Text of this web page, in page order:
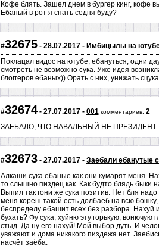
Кофе блять. Зашел днем в бургер кинг, кофе
Ебаный в рот я спать седня буду?
#32675- 28.07.2017 - Имбицылы на
Поклацал видос на ютубе, ебануться, одни
смотреть не возможно сука. Уже идея
блоггеров ебаных)) Орать с них, унижать
#32674- 27.07.2017 - 001 комментариев: 2
ЗАЕБАЛО, ЧТО НАВАЛЬНЫЙ НЕ ПРЕЗИДЕНТ.
#32673- 27.07.2017 - Заебали ебанутые
Алкаши сука ебаные как они кумарят меня.
то слышно пиздец как. Как будто блядь быки
Выпил так гони же сука позитив. Нет бля
меня кореш такой есть долбаёб на всю
беспределу ебашит всех без разбора. Нахуй
бухать? Фу сука, хуйню эту горькую, вонючую
стыд. Да ну его нахуй! Мой выбор дуть. И
уважают и дома никакого пиздежа нет.
насчёт заёба.